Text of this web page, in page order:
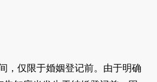
，仅限于婚姻登记前。由于明确